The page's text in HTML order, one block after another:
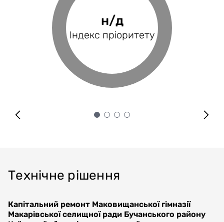
н/д
Індекс пріоритету
39.39%
Фінансове
покриття
н/д
Індекс BRP
н/д
Оцінка проєкту
Технічне рішення
Капітальний ремонт Маковищанської гімназії
Макарівської селищної ради Бучанського району